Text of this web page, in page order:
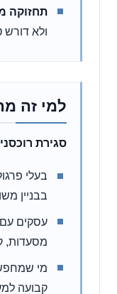
תחזוקה
ולא דורש
למי זה
סגירת
בעלי
בבניין
עסקים
מסעדות,
מי
קבועה